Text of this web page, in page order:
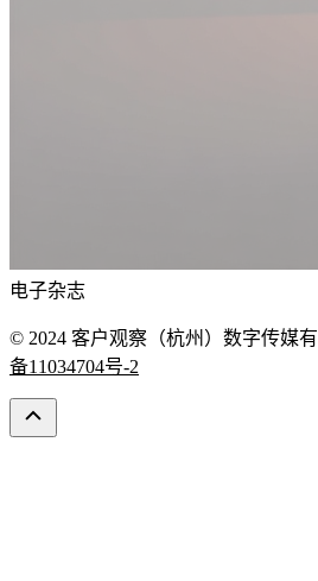
电子杂志
© 2024 客户观察（杭州）数字传媒
备11034704号-2